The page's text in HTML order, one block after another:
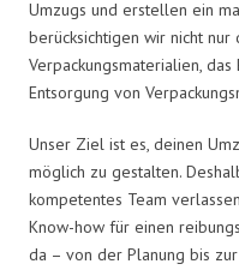
Umzugs und erstellen ein
berücksichtigen wir nicht
Verpackungsmaterialien,
Entsorgung von
Unser Ziel ist es, deinen
möglich zu gestalten.
kompetentes Team
Know-how für einen
da – von der Planung bis